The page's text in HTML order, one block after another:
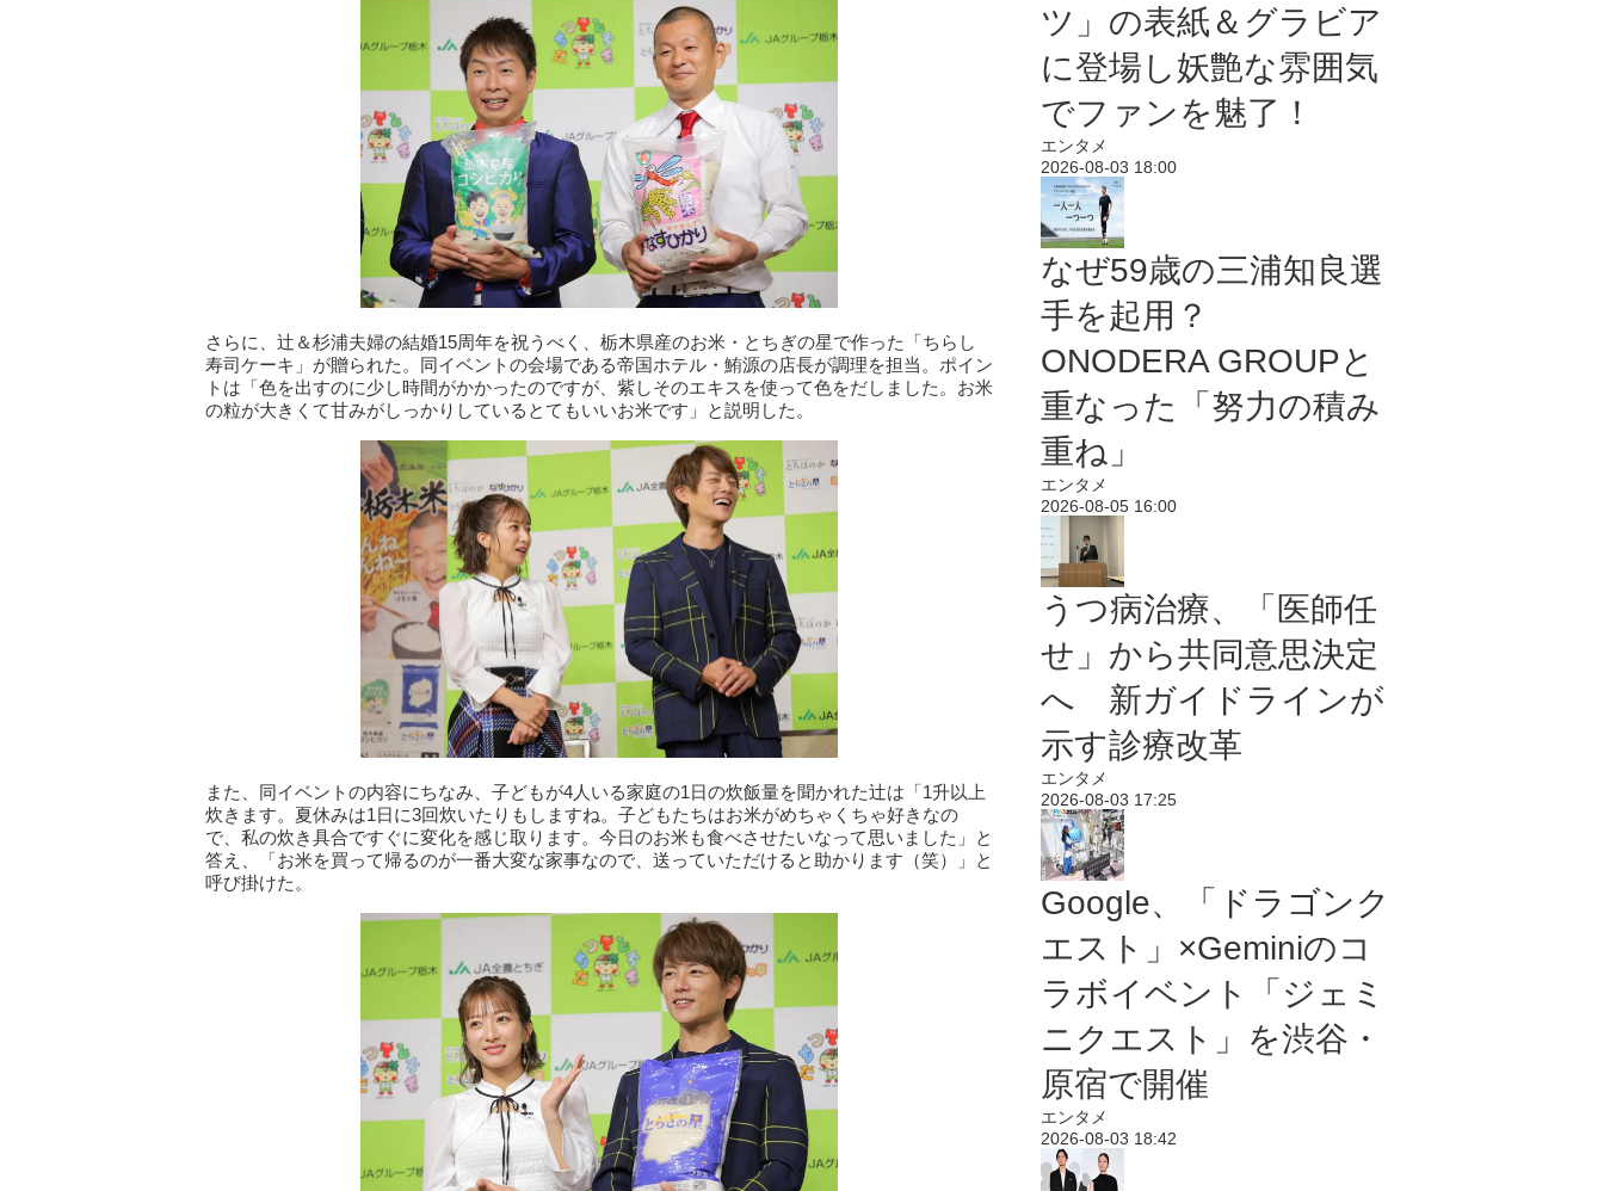
さらに、辻＆杉浦夫婦の結婚15周年を祝うべく、栃木県産のお米・とちぎの星で作った「ちらし
寿司ケーキ」が贈られた。同イベントの会場である帝国ホテル・鮪源の店長が調理を担当。ポイン
トは「色を出すのに少し時間がかかったのですが、紫しそのエキスを使って色をだしました。お米
の粒が大きくて甘みがしっかりしているとてもいいお米です」と説明した。
また、同イベントの内容にちなみ、子どもが4人いる家庭の1日の炊飯量を聞かれた辻は「1升以上
炊きます。夏休みは1日に3回炊いたりもしますね。子どもたちはお米がめちゃくちゃ好きなの
で、私の炊き具合ですぐに変化を感じ取ります。今日のお米も食べさせたいなって思いました」と
答え、「お米を買って帰るのが一番大変な家事なので、送っていただけると助かります（笑）」と
呼び掛けた。
ツ」の表紙＆グラビア
に登場し妖艶な雰囲気
でファンを魅了！
エンタメ
2026-08-03 18:00
なぜ59歳の三浦知良選
手を起用？
ONODERA GROUPと
重なった「努力の積み
重ね」
エンタメ
2026-08-05 16:00
うつ病治療、「医師任
せ」から共同意思決定
へ 新ガイドラインが
示す診療改革
エンタメ
2026-08-03 17:25
Google、「ドラゴンク
エスト」×Geminiのコ
ラボイベント「ジェミ
ニクエスト」を渋谷・
原宿で開催
エンタメ
2026-08-03 18:42